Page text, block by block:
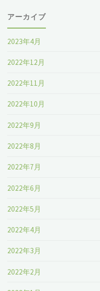
アーカイブ
2023年4月
2022年12月
2022年11月
2022年10月
2022年9月
2022年8月
2022年7月
2022年6月
2022年5月
2022年4月
2022年3月
2022年2月